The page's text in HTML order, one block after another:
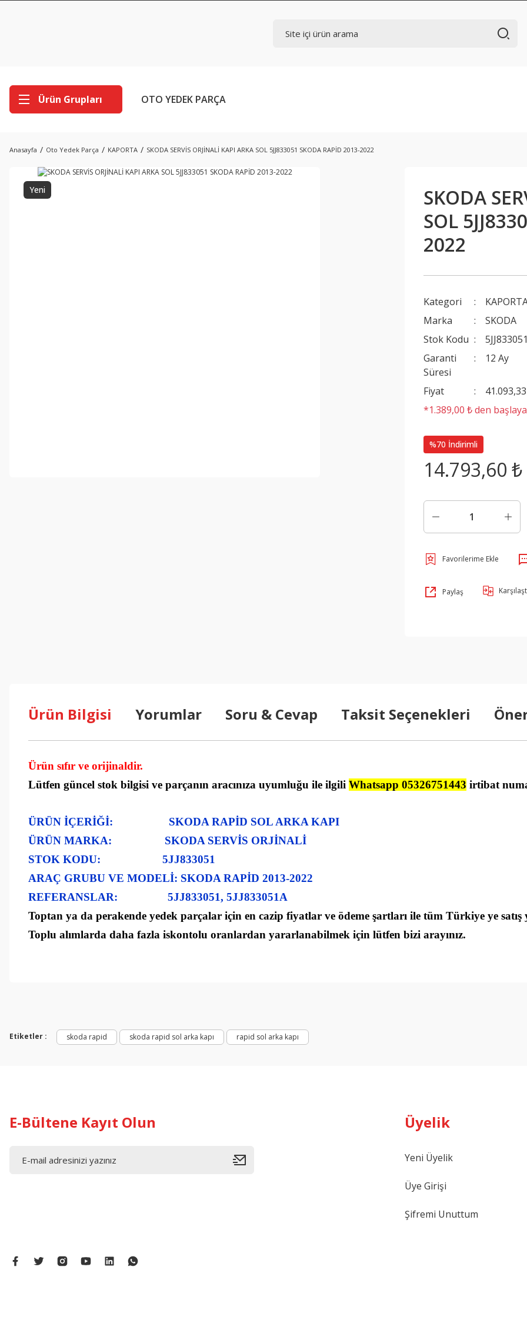
Ürün Grupları OTO YEDEK PARÇA
Anasayfa Oto Yedek Parça KAPORTA SKODA SERVİS ORJİNALİ KAPI ARKA SOL 5JJ833051 SKODA RAPİD 2013-2022
Yeni
SKODA
SOL
2022
Kategori
Marka
SKODA
Stok Kodu
5JJ833051
Garanti
Süresi
12 Ay
Fiyat
*1.389,00 ₺ den
%70 İndirimli
14.793,60 ₺
Paylaş
Ürün Bilgisi Yorumlar Soru & Cevap Taksit Seçenekleri
Ürün sıfır ve orijinaldir.
Lütfen güncel stok bilgisi ve parçanın aracınıza uyumluğu ile ilgili Whatsapp 05326751443 irtibat
ÜRÜN İÇERİĞİ: SKODA RAPİD SOL ARKA KAPI
ÜRÜN MARKA:
SKODA SERVİS ORJİNALİ
STOK KODU:
5JJ833051
ARAÇ GRUBU VE MODELİ: SKODA RAPİD 2013-2022
REFERANSLAR:
5JJ833051, 5JJ833051A
Toptan ya da perakende yedek parçalar için en cazip fiyatlar ve ödeme şartları ile tüm Türkiye ye satış
Toplu alımlarda daha fazla iskontolu oranlardan yararlanabilmek için lütfen bizi arayınız.
Ürün açıklamasında eksik bilgiler bulunuyor.
Ürün bilgilerinde hatalar bulunuyor.
Gönder
Etiketler : skoda rapid skoda rapid sol arka kapı rapid sol arka kapı
E-Bültene Kayıt Olun Üyelik
Yeni Üyelik
Üye Girişi
Şifremi Unuttum